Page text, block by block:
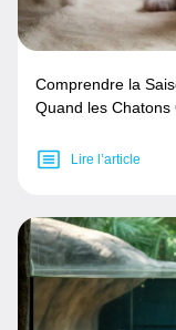
Comprendre la
Quand les Chatons
Lire l’article